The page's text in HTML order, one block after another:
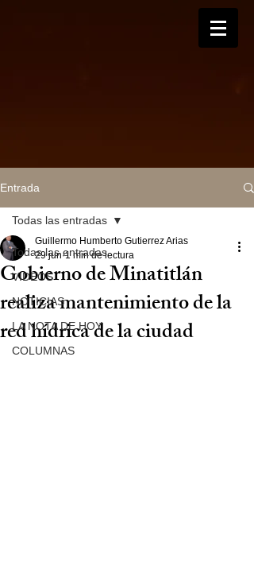
Entrada
Todas las entradas
VIDEOS
NOTICIAS
LA NOTA DE HOY
COLUMNAS
Todas las entradas
Gobierno de Minatitlán
realiza mantenimiento de la
red hídrica de la ciudad
Guillermo Humberto Gutierrez Arias
29 jun 1 min de lectura